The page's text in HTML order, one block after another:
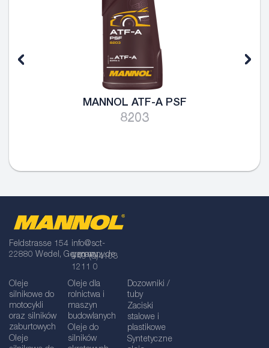
MANNOL ATF-A PSF
8203
Feldstrasse 154
22880 Wedel, Germany
info@sct-
germany.de
+49 (0)4103
1211 0
Oleje
silnikowe do
motocykli
oraz silników
zaburtowych
Oleje
Oleje dla
rolnictwa i
maszyn
budowlanych
Oleje do
silników
Dozowniki /
tuby
Zaciski
stalowe i
plastikowe
Syntetyczne